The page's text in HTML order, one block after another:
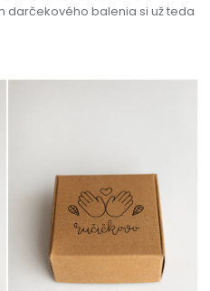
darčekového balenia si už teda